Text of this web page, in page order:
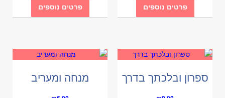
פרטים נוספים פרטים נוספים
ספרון ובלכתך בדרך מנחה ומעריב